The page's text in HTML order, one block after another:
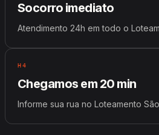
Socorro imediato
Atendimento 24h em todo o
H4
Chegamos em 20 min
Informe sua rua no Loteamento